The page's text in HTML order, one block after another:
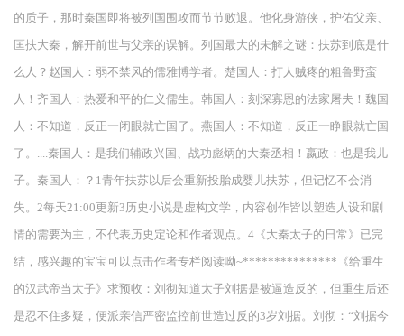
的质子，那时秦国即将被列国围攻而节节败退。他化身游侠，护佑父亲、
匡扶大秦，解开前世与父亲的误解。列国最大的未解之谜：扶苏到底是什
么人？赵国人：弱不禁风的儒雅博学者。楚国人：打人贼疼的粗鲁野蛮
人！齐国人：热爱和平的仁义儒生。韩国人：刻深寡恩的法家屠夫！魏国
人：不知道，反正一闭眼就亡国了。燕国人：不知道，反正一睁眼就亡国
了。....秦国人：是我们辅政兴国、战功彪炳的大秦丞相！嬴政：也是我儿
子。秦国人：？1青年扶苏以后会重新投胎成婴儿扶苏，但记忆不会消
失。2每天21:00更新3历史小说是虚构文学，内容创作皆以塑造人设和剧
情的需要为主，不代表历史定论和作者观点。4《大秦太子的日常》已完
结，感兴趣的宝宝可以点击作者专栏阅读呦~***************《给重生
的汉武帝当太子》求预收：刘彻知道太子刘据是被逼造反的，但重生后还
是忍不住多疑，便派亲信严密监控前世造过反的3岁刘据。刘彻：“刘据今